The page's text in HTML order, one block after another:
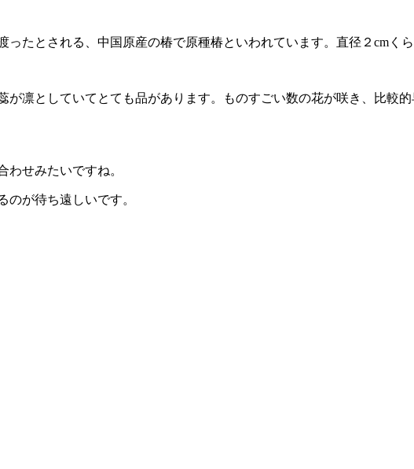
たとされる、中国原産の椿で原種椿といわれています。直径２cmくら
凛としていてとても品があります。ものすごい数の花が咲き、比較
わせみたいですね。
のが待ち遠しいです。